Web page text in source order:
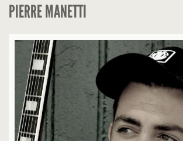
PIERRE MANETTI